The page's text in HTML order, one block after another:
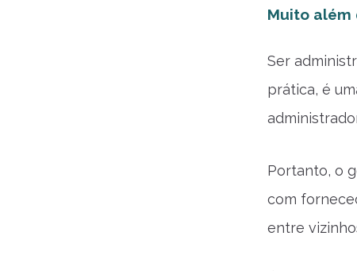
Muito além
Ser
prática, é
Portanto, o
com
entre